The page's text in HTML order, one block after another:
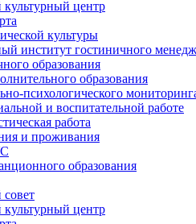
культурный центр
культуры
институт гостиничного
образования
образования
психологического
и воспитательной работе
работа
и проживания
образования
совет
культурный центр